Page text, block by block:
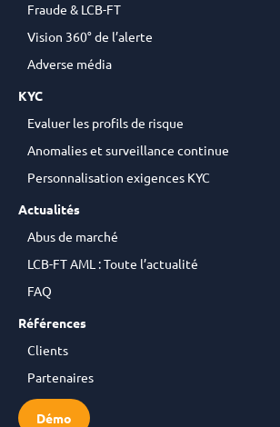
Fraude & LCB-FT
Vision 360° de l’alerte
Adverse média
KYC
Evaluer les profils de risque
Anomalies et surveillance continue
Personnalisation exigences KYC
Actualités
Abus de marché
LCB-FT AML : Toute l’actualité
FAQ
Références
Clients
Partenaires
Démo